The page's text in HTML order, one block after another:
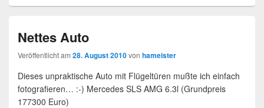
Nettes Auto
Veröffentlicht am 28. August 2010von hameister
Dieses unpraktische Auto mit Flügeltüren mußte ich einfach
fotografieren… :-) Mercedes SLS AMG 6.3l (Grundpreis
177300 Euro)